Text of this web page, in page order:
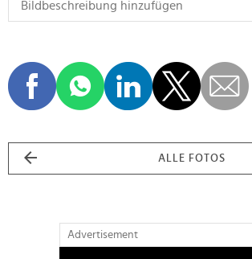
ALLE FOTOS
Advertisement